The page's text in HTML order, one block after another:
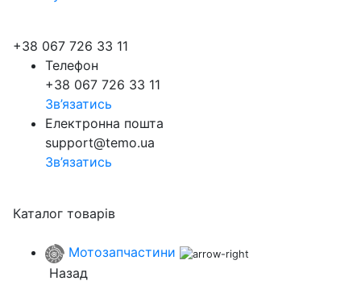
+38 067 726 33 11
Телефон
+38 067 726 33 11
Зв’язатись
Електронна пошта
support@temo.ua
Зв’язатись
Каталог товарів
Мотозапчастини
Назад